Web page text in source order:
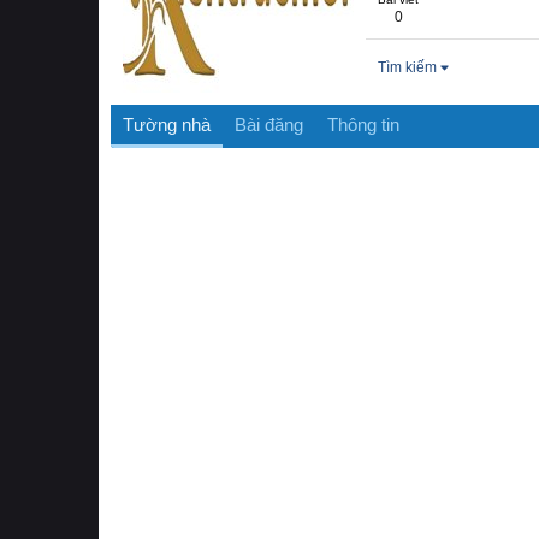
0
Tìm kiếm
Tường nhà Bài đăng Thông tin